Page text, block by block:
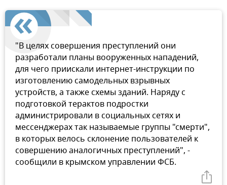
"В целях совершения преступлений они
разработали планы вооруженных нападений,
для чего приискали интернет-инструкции по
изготовлению самодельных взрывных
устройств, а также схемы зданий. Наряду с
подготовкой терактов подростки
администрировали в социальных сетях и
мессенджерах так называемые группы "смерти",
в которых велось склонение пользователей к
совершению аналогичных преступлений", -
сообщили в крымском управлении ФСБ.